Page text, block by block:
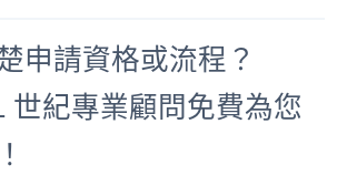
申請資格或流程？
世紀專業顧問免費為您